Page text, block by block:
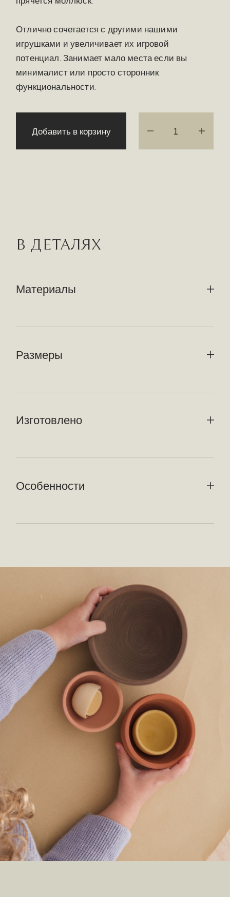
Отлично сочетается с другими нашими
игрушками и увеличивает их игровой
потенциал. Занимает мало места если вы
минималист или просто сторонник
функциональности.
Добавить в корзину
В ДЕТАЛЯХ
Материалы
Размеры
Изготовлено
Особенности